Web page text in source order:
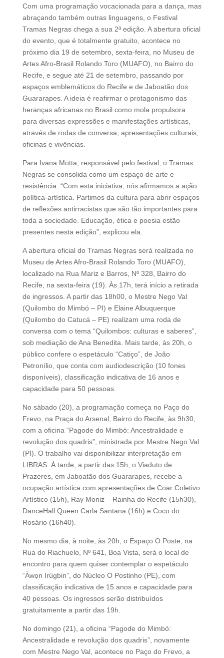
Com uma programação vocacionada para a dança, mas
abraçando também outras linguagens, o Festival
Tramas Negras chega a sua 2ª edição. A abertura oficial
do evento, que é totalmente gratuito, acontece no
próximo dia 19 de setembro, sexta-feira, no Museu de
Artes Afro-Brasil Rolando Toro (MUAFO), no Bairro do
Recife, e segue até 21 de setembro, passando por
espaços emblemáticos do Recife e de Jaboatão dos
Guararapes. A ideia é reafirmar o protagonismo das
heranças africanas no Brasil como mola propulsora
para diversas expressões e manifestações artísticas,
através de rodas de conversa, apresentações culturais,
oficinas e vivências.
Para Ivana Motta, responsável pelo festival, o Tramas
Negras se consolida como um espaço de arte e
resistência. “Com esta iniciativa, nós afirmamos a ação
política-artística. Partimos da cultura para abrir espaços
de reflexões antirracistas que são tão importantes para
toda a sociedade. Educação, ética e poesia estão
presentes nesta edição”, explicou ela.
A abertura oficial do Tramas Negras será realizada no
Museu de Artes Afro-Brasil Rolando Toro (MUAFO),
localizado na Rua Mariz e Barros, Nº 328, Bairro do
Recife, na sexta-feira (19). Às 17h, terá início a retirada
de ingressos. A partir das 18h00, o Mestre Nego Val
(Quilombo do Mimbó – PI) e Elaine Albuquerque
(Quilombo do Catucá – PE) realizam uma roda de
conversa com o tema “Quilombos: culturas e saberes”,
sob mediação de Ana Benedita. Mais tarde, às 20h, o
público confere o espetáculo “Catiço”, de João
Petronílio, que conta com audiodescrição (10 fones
disponíveis), classificação indicativa de 16 anos e
capacidade para 50 pessoas.
No sábado (20), a programação começa no Paço do
Frevo, na Praça do Arsenal, Bairro do Recife, às 9h30,
com a oficina “Pagode do Mimbó: Ancestralidade e
revolução dos quadris”, ministrada por Mestre Nego Val
(PI). O trabalho vai disponibilizar interpretação em
LIBRAS. À tarde, a partir das 15h, o Viaduto de
Prazeres, em Jaboatão dos Guararapes, recebe a
ocupação artística com apresentações de Coar Coletivo
Artístico (15h), Ray Moniz – Rainha do Recife (15h30),
DanceHall Queen Carla Santana (16h) e Coco do
Rosário (16h40).
No mesmo dia, à noite, às 20h, o Espaço O Poste, na
Rua do Riachuelo, Nº 641, Boa Vista, será o local de
encontro para quem quiser contemplar o espetáculo
“Àwọn Irúgbin”, do Núcleo O Postinho (PE), com
classificação indicativa de 15 anos e capacidade para
40 pessoas. Os ingressos serão distribuídos
gratuitamente a partir das 19h.
No domingo (21), a oficina “Pagode do Mimbó:
Ancestralidade e revolução dos quadris”, novamente
com Mestre Nego Val, acontece no Paço do Frevo, a